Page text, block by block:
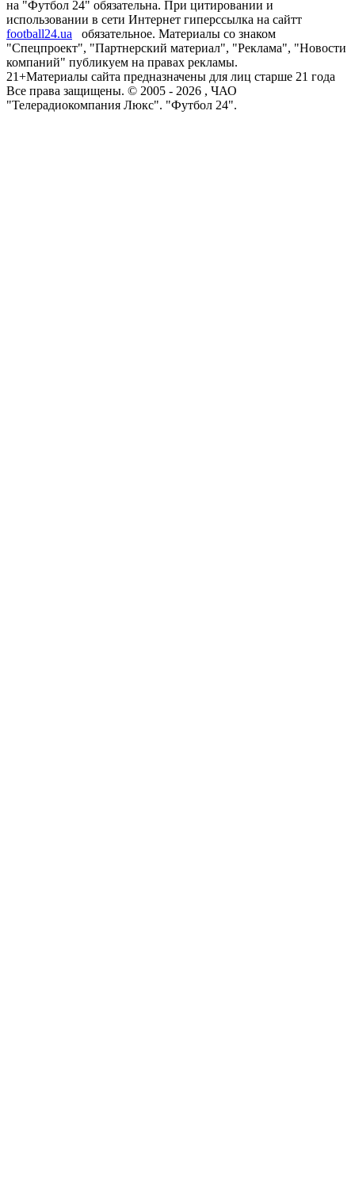
на "Футбол 24" обязательна. При цитировании и
использовании в сети Интернет гиперссылка на сайтт
football24.ua
обязательное. Материалы со знаком
"Спецпроект", "Партнерский материал", "Реклама", "Новости
компаний" публикуем на правах рекламы.
21+Материалы сайта предназначены для лиц старше 21 года
Все права защищены. © 2005 - 2026 , ЧАО
"Телерадиокомпания Люкс". "Футбол 24".